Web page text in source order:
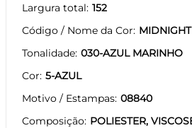
Largura total 152
Código / Nome da Cor
Tonalidade 030-AZUL MARINHO
Cor 5-AZUL
Motivo / Estampas 08840
Composição POLIESTER,